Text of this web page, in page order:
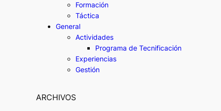
Formación
Táctica
General
Actividades
Programa de Tecnificación
Experiencias
Gestión
ARCHIVOS